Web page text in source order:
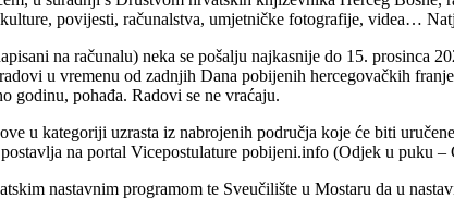
povijesti, računalstva, umjetničke fotografije, videa…
na računalu) neka se pošalju najkasnije do 15. prosinca
u vremenu od zadnjih Dana pobijenih hercegovačkih
godinu, pohađa. Radovi se ne vraćaju.
u kategoriji uzrasta iz nabrojenih područja koje će biti
na portal Vicepostulature pobijeni.info (Odjek u puku
nastavnim programom te Sveučilište u Mostaru da u